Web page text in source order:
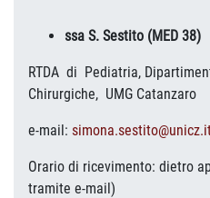
ssa S. Sestito (MED 38)
RTDA di Pediatria,
Chirurgiche, UMG Catanzaro
e-mail:
Orario di ricevimento: dietro
tramite e-mail)